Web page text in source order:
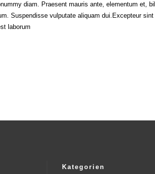
diam. Praesent mauris ante, elementum et,
Suspendisse vulputate aliquam dui.Excepteur
laborum
Kategorien